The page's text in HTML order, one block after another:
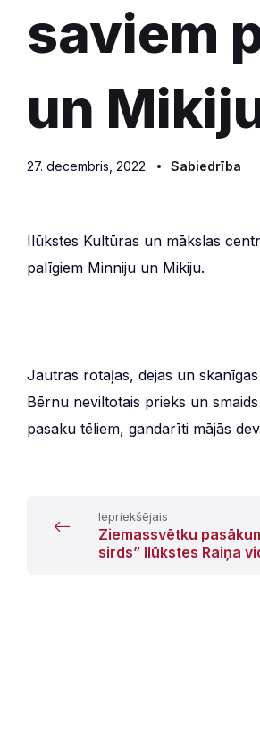
saviem
un
27. decembris, 2022. Sabiedrība
Ilūkstes Kultūras un mākslas
palīgiem Minniju un Mikiju.
Jautras rotaļas, dejas un
Bērnu neviltotais prieks un
pasaku tēliem, gandarīti mājās
Iepriekšējais
Ziemassvētku
sirds” Ilūkstes Raiņa